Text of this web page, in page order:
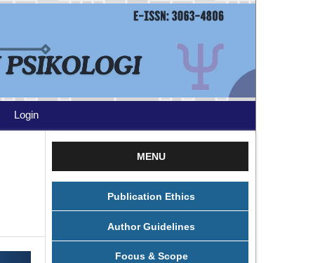
Login
MENU
Publication Ethics
Author Guidelines
Focus & Scope